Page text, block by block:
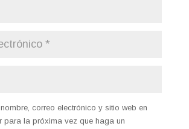
correo electrónico y sitio web en
para la próxima vez que haga un